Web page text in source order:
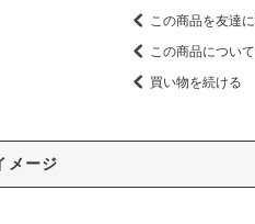
この商品を友達
この商品につい
買い物を続ける
メージ